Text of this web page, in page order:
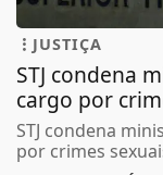
JUSTIÇA
STJ condena
cargo por
STJ condena
por crimes